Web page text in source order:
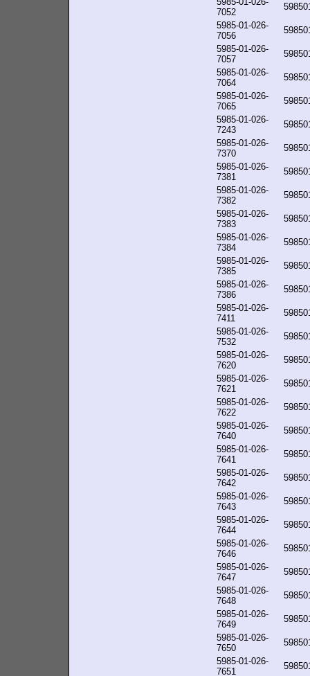
7052
5985-01-026-
7056
5985-01-026-
7057
5985-01-026-
7064
5985-01-026-
7065
5985-01-026-
7243
5985-01-026-
7370
5985-01-026-
7381
5985-01-026-
7382
5985-01-026-
7383
5985-01-026-
7384
5985-01-026-
7385
5985-01-026-
7386
5985-01-026-
7411
5985-01-026-
7532
5985-01-026-
7620
5985-01-026-
7621
5985-01-026-
7622
5985-01-026-
7640
5985-01-026-
7641
5985-01-026-
7642
5985-01-026-
7643
5985-01-026-
7644
5985-01-026-
7646
5985-01-026-
7647
5985-01-026-
7648
5985-01-026-
7649
5985-01-026-
7650
5985-01-026-
7651